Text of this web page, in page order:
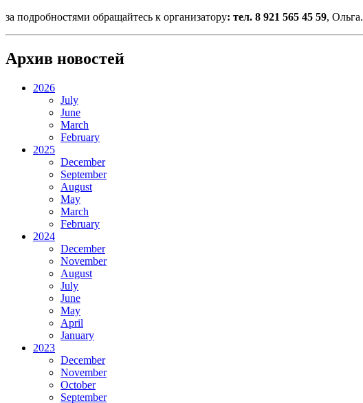
за подробностями обращайтесь к организатору: тел. 8 921 565 45 59, Ольга.
Архив новостей
2026
July
June
March
February
2025
December
September
August
May
March
February
2024
December
November
August
July
June
May
April
January
2023
December
November
October
September